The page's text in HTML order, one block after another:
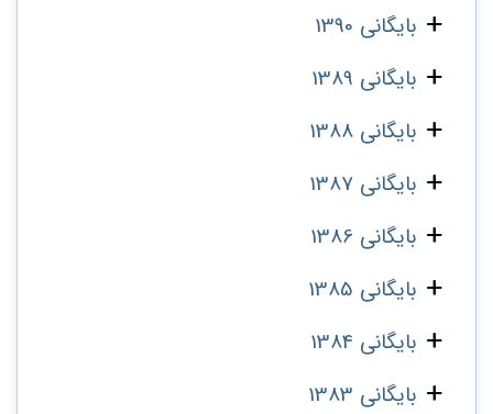
بایگانی 1390
بایگانی 1389
بایگانی 1388
بایگانی 1387
بایگانی 1386
بایگانی 1385
بایگانی 1384
بایگانی 1383